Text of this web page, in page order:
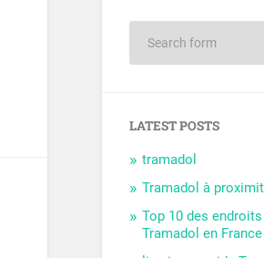
LATEST POSTS
tramadol
Tramadol à
Top 10 des
Tramadol en France